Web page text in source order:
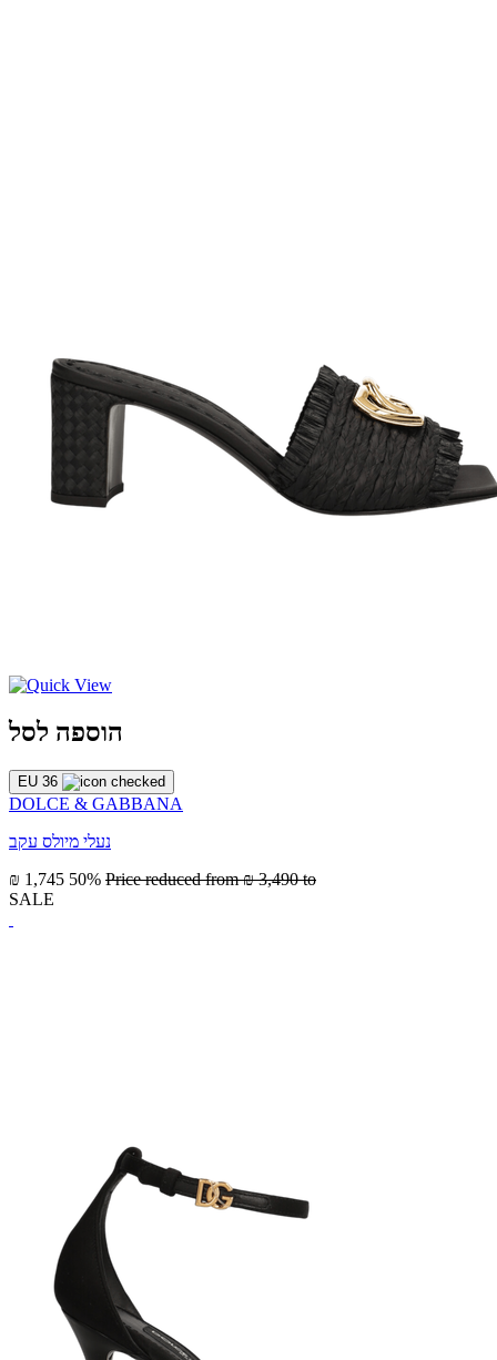
הוספה לסל
EU 36
DOLCE & GABBANA
נעלי מיולס עקב
₪ 1,745 50% Price reduced from₪ 3,490 to
SALE